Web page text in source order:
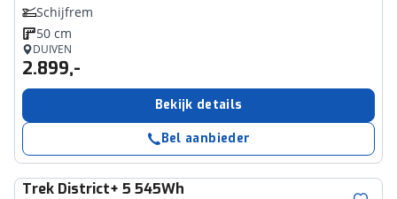
Schijfrem
50 cm
DUIVEN
2.899,-
Bekijk details
Bel aanbieder
Trek District+ 5 545Wh